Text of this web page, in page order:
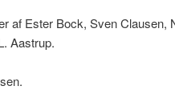
af Ester Bock, Sven Clausen,
Aastrup.